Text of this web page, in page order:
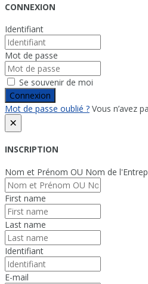
CONNEXION
Identifiant
Mot de passe
Se souvenir de moi
Connexion
Mot de passe oublié ? Vous n’avez
×
INSCRIPTION
Nom et Prénom OU Nom de
First name
Last name
Identifiant
E-mail